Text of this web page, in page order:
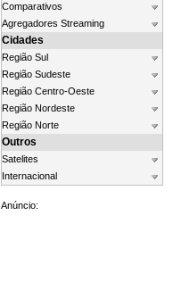
Comparativos
Agregadores Streaming
Cidades
Região Sul
Região Sudeste
Região Centro-Oeste
Região Nordeste
Região Norte
Outros
Satelites
Internacional
Anúncio: